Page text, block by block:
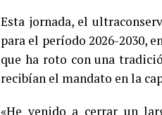
Esta jornada, el
para el período 2026-2030,
que ha roto con una
recibían el mandato en la
«He venido a cerrar un